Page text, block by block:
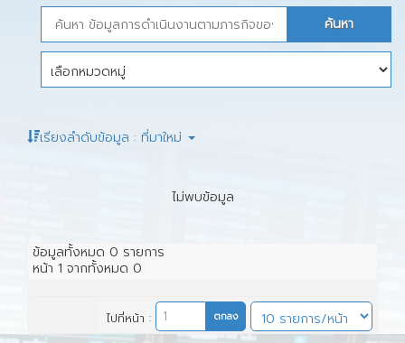
เรียงลำดับข้อมูล : ที่มาใหม่
ไม่พบข้อมูล
ข้อมูลทั้งหมด 0 รายการ
หน้า 1 จากทั้งหมด 0
ไปที่หน้า :